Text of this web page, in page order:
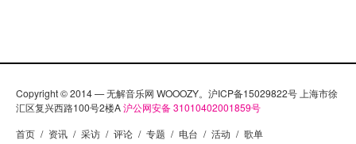
Copyright © 2014 — 无解音乐网 WOOOZY。沪ICP备15029822号 上海市徐
汇区复兴西路100号2楼A沪公网安备 31010402001859号
首页 / 资讯 / 采访 / 评论 / 专题 / 电台 / 活动 / 歌单